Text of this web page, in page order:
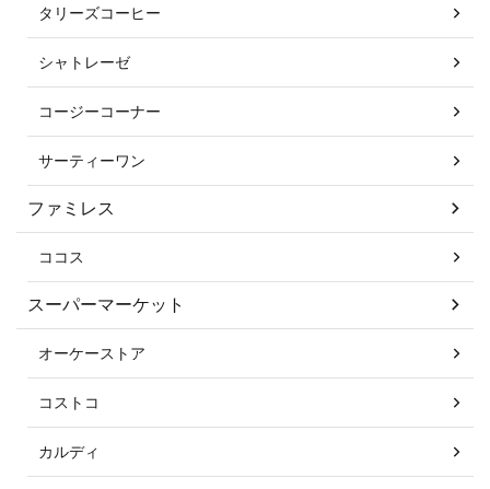
タリーズコーヒー
シャトレーゼ
コージーコーナー
サーティーワン
ファミレス
ココス
スーパーマーケット
オーケーストア
コストコ
カルディ